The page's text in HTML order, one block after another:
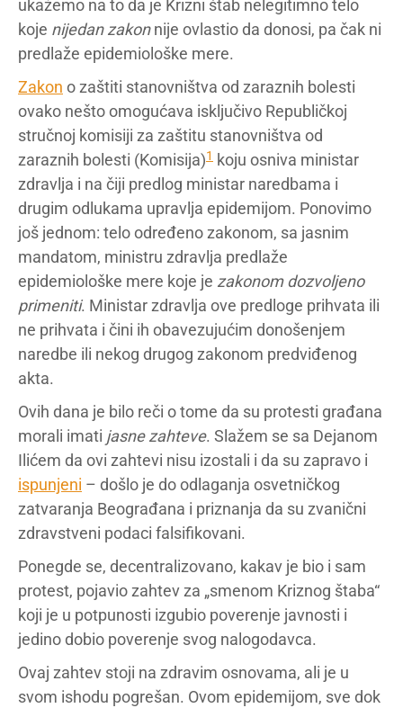
ukažemo na to da je Krizni štab nelegitimno telo
koje nijedan zakonnije ovlastio da donosi, pa čak ni
predlaže epidemiološke mere.
Zakon o zaštiti stanovništva od zaraznih bolesti
ovako nešto omogućava isključivo Republičkoj
stručnoj komisiji za zaštitu stanovništva od
zaraznih bolesti (Komisija)1
koju osniva ministar
zdravlja i na čiji predlog ministar naredbama i
drugim odlukama upravlja epidemijom. Ponovimo
još jednom: telo određeno zakonom, sa jasnim
mandatom, ministru zdravlja predlaže
epidemiološke mere koje je zakonom dozvoljeno
primeniti. Ministar zdravlja ove predloge prihvata ili
ne prihvata i čini ih obavezujućim donošenjem
naredbe ili nekog drugog zakonom predviđenog
akta.
Ovih dana je bilo reči o tome da su protesti građana
morali imati jasne zahteve. Slažem se sa Dejanom
Ilićem da ovi zahtevi nisu izostali i da su zapravo i
ispunjeni – došlo je do odlaganja osvetničkog
zatvaranja Beograđana i priznanja da su zvanični
zdravstveni podaci falsifikovani.
Ponegde se, decentralizovano, kakav je bio i sam
protest, pojavio zahtev za „smenom Kriznog štaba“
koji je u potpunosti izgubio poverenje javnosti i
jedino dobio poverenje svog nalogodavca.
Ovaj zahtev stoji na zdravim osnovama, ali je u
svom ishodu pogrešan. Ovom epidemijom, sve dok